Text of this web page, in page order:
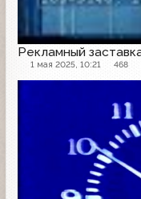
Рекламный
1 мая 2025, 10:21 468